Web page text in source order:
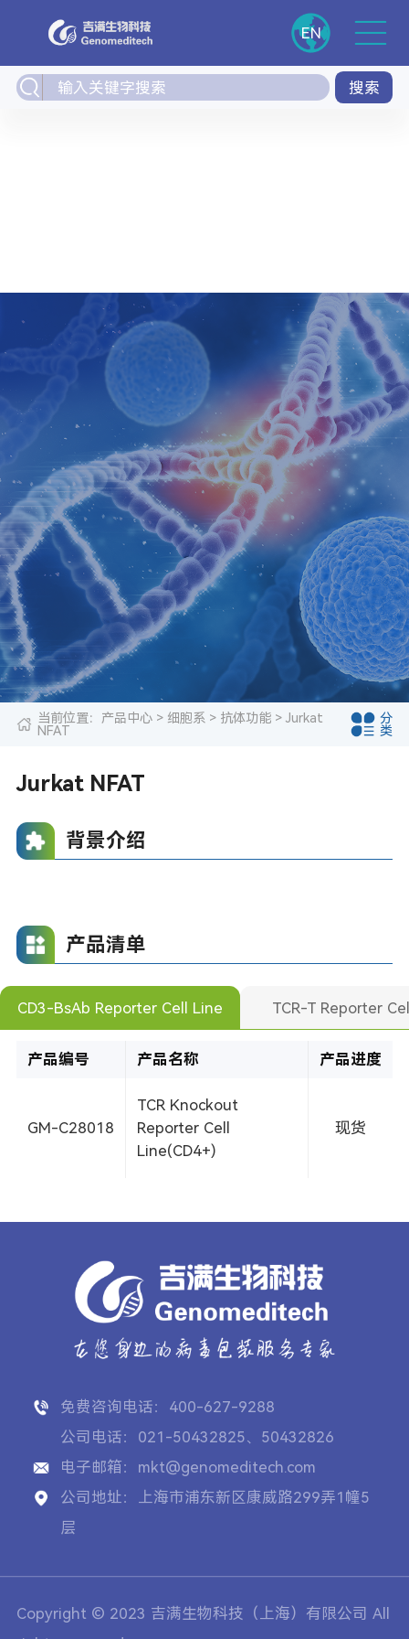
EN
搜索
当前位置： 产品中心> 细胞系 > 抗体功能> Jurkat
NFAT
分
类
Jurkat NFAT
背景介绍
产品清单
CD3-BsAb Reporter Cell Line TCR-T Reporter
产品编号 产品名称 产品进度
GM-C28018
TCR Knockout
Reporter Cell
Line(CD4+)
现货
免费咨询电话：400-627-9288
公司电话：021-50432825、50432826
电子邮箱：mkt@genomeditech.com
公司地址：上海市浦东新区康威路299弄1幢5
层
Copyright © 2023 吉满生物科技（上海）有限公司 All